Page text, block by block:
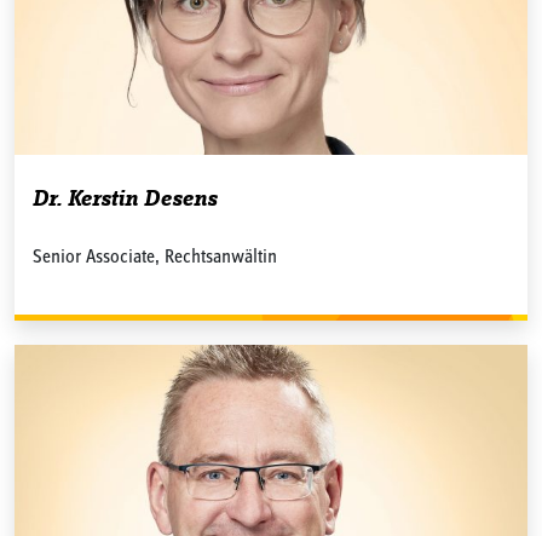
Dr. Kerstin Desens
Senior Associate, Rechtsanwältin